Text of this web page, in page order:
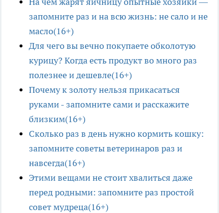
запомните раз и на всю жизнь: не сало и не
масло(16+)
Для чего вы вечно покупаете обколотую
курицу? Когда есть продукт во много раз
полезнее и дешевле(16+)
Почему к золоту нельзя прикасаться
руками - запомните сами и расскажите
близким(16+)
Сколько раз в день нужно кормить кошку:
запомните советы ветеринаров раз и
навсегда(16+)
Этими вещами не стоит хвалиться даже
перед родными: запомните раз простой
совет мудреца(16+)